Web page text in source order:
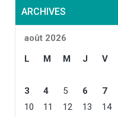
ARCHIVES
août 2026
L
M M J V
3
4 5 6 7
10
11 12 13 14